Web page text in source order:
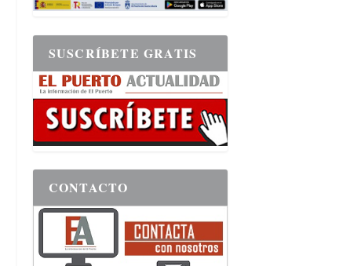
SUSCRÍBETE GRATIS
CONTACTO